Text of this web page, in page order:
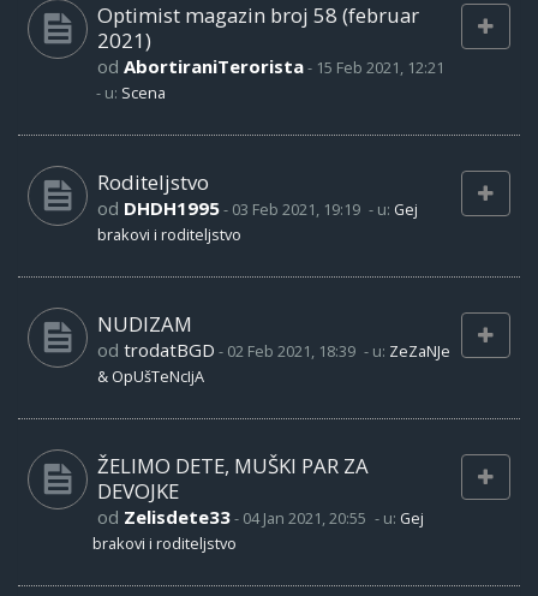
Optimist magazin broj 58 (februar
2021)
od AbortiraniTerorista- 15 Feb 2021, 12:21
- u: Scena
Roditeljstvo
od DHDH1995- 03 Feb 2021, 19:19 - u: Gej
brakovi i roditeljstvo
NUDIZAM
od trodatBGD - 02 Feb 2021, 18:39 - u: ZeZaNJe
& OpUšTeNcIjA
ŽELIMO DETE, MUŠKI PAR ZA
DEVOJKE
od Zelisdete33- 04 Jan 2021, 20:55 - u: Gej
brakovi i roditeljstvo